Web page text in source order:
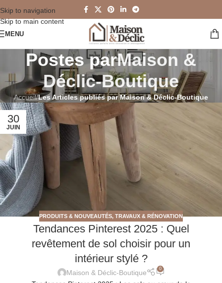
Skip to navigation
Skip to main content
MENU
Postes parMaison &
Déclic-Boutique
Accueil/Les Articles publiés par Maison & Déclic-Boutique
30
JUIN
PRODUITS & NOUVEAUTÉS, TRAVAUX & RÉNOVATION
Tendances Pinterest 2025 : Quel
revêtement de sol choisir pour un
intérieur stylé ?
Maison & Déclic-Boutique 0